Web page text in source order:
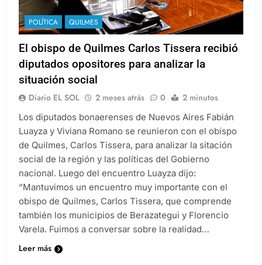
POLÍTICA QUILMES
El obispo de Quilmes Carlos Tissera recibió
diputados opositores para analizar la
situación social
Diario EL SOL 2 meses atrás 0 2 minutos
Los diputados bonaerenses de Nuevos Aires Fabián
Luayza y Viviana Romano se reunieron con el obispo
de Quilmes, Carlos Tissera, para analizar la sitación
social de la región y las políticas del Gobierno
nacional. Luego del encuentro Luayza dijo:
“Mantuvimos un encuentro muy importante con el
obispo de Quilmes, Carlos Tissera, que comprende
también los municipios de Berazategui y Florencio
Varela. Fuimos a conversar sobre la realidad…
Leer más